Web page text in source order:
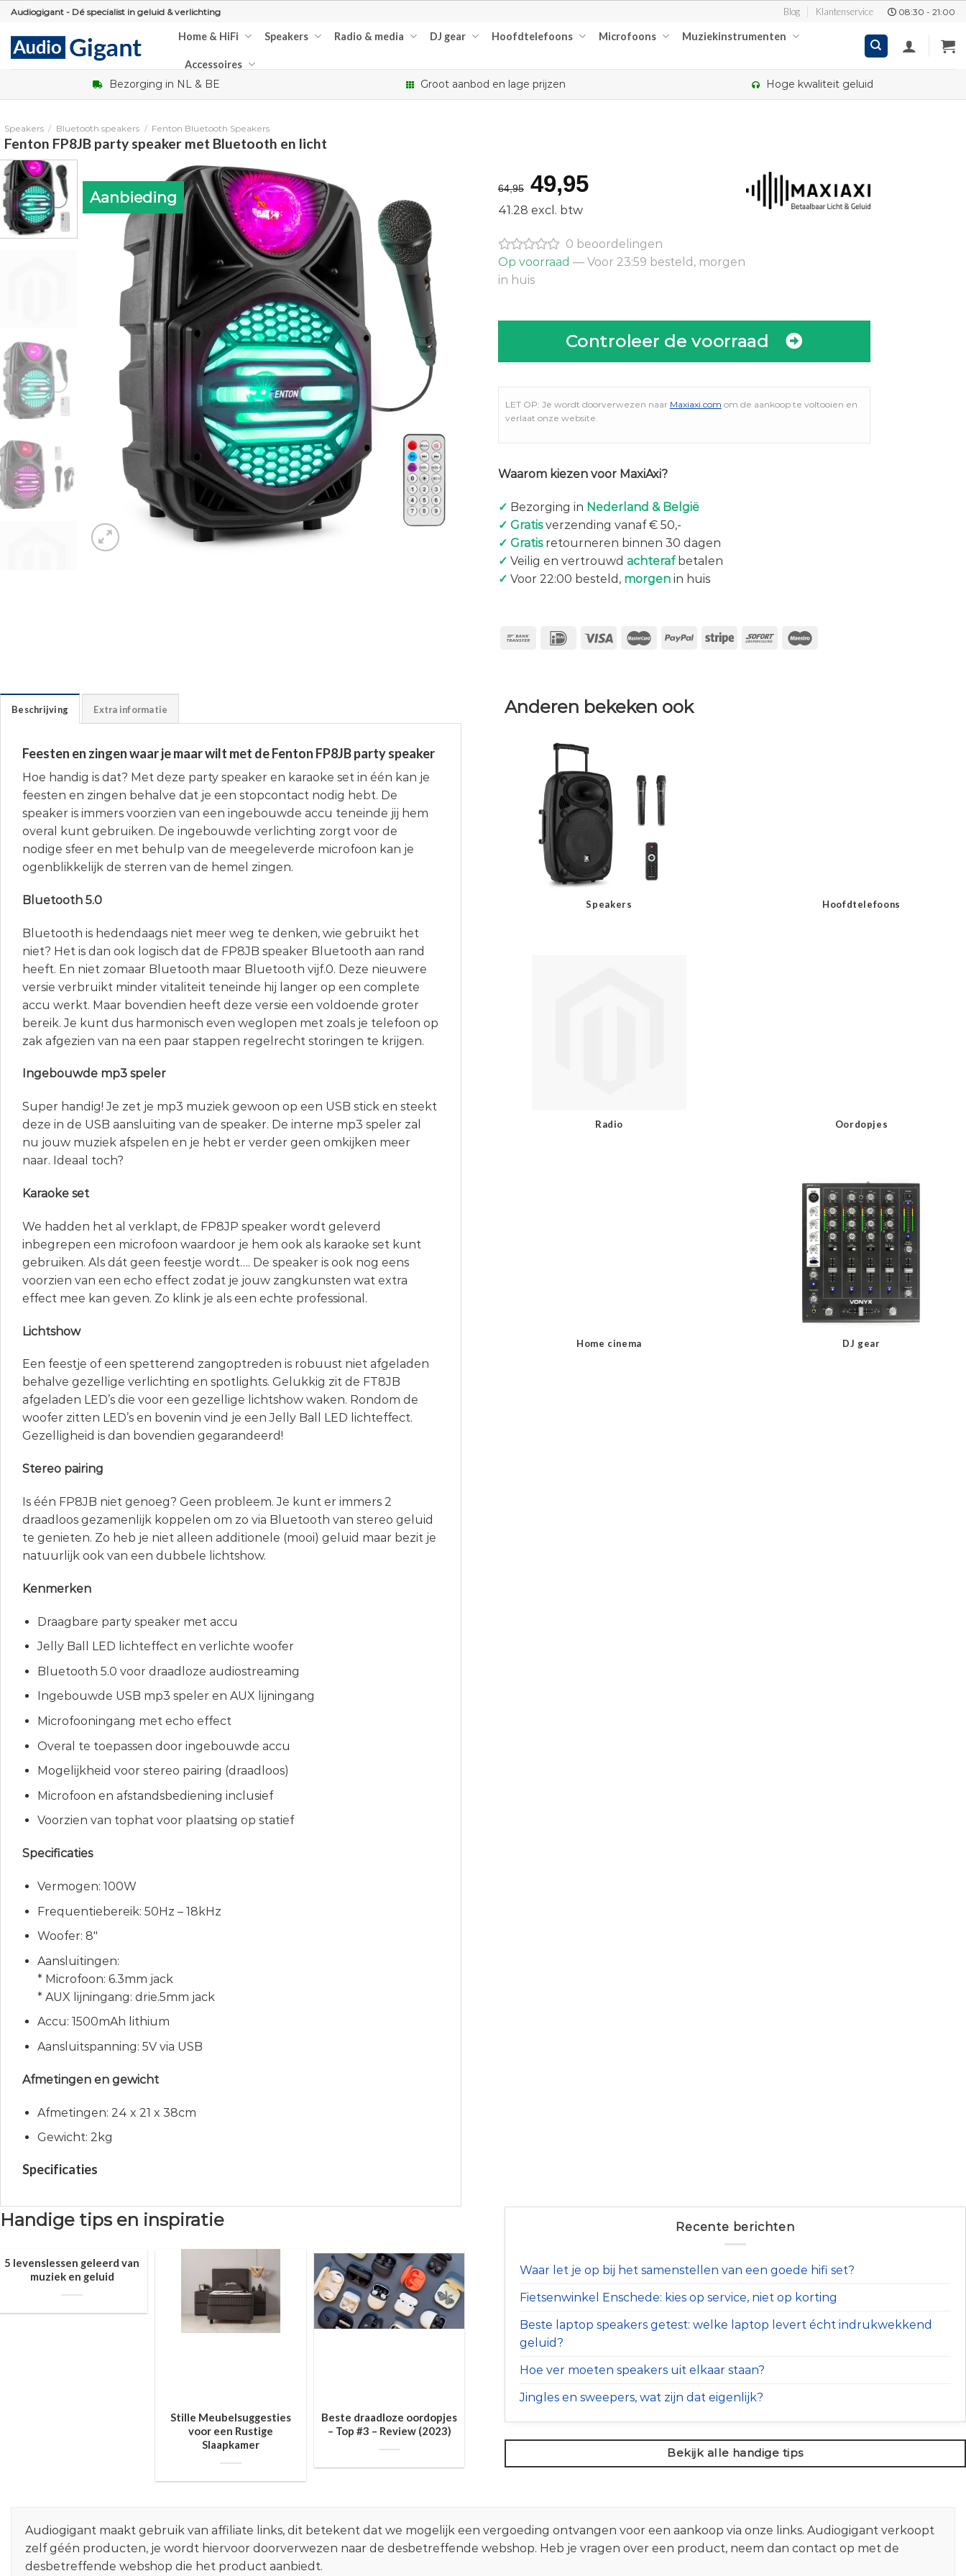
Skip
content
Audiogigant - Dé specialist in geluid & verlichting Blog Klantenservice 08:30 - 21:00
Home & HiFi Speakers Radio & media DJ gear Hoofdtelefoons Microfoons Muziekinstrumenten
Accessoires
Bezorging in NL & BE Groot aanbod en lage prijzen Hoge kwaliteit geluid
Speakers / Bluetooth speakers / Fenton Bluetooth Speakers
Fenton FP8JB party speaker met Bluetooth en licht
Aanbieding 64,95 Oorspronkelijke
prijs
was:
€64,95.
49,95Huidige
€49,95.
41.28 excl. btw
0 beoordelingen
Op voorraad — Voor 23:59 besteld, morgen
in huis
Controleer de voorraad
LET OP: Je wordt doorverwezen naar Maxiaxi.com om de aankoop te voltooien en
verlaat onze website.
Waarom kiezen voor MaxiAxi?
✓ Bezorging in Nederland & België
✓ Gratisverzending vanaf € 50,-
✓ Gratisretourneren binnen 30 dagen
✓ Veilig en vertrouwd achterafbetalen
✓ Voor 22:00 besteld, morgenin huis
Beschrijving Extra informatie
Feesten en zingen waar je maar wilt met de Fenton FP8JB party speaker
Hoe handig is dat? Met deze party speaker en karaoke set in één kan je
feesten en zingen behalve dat je een stopcontact nodig hebt. De
speaker is immers voorzien van een ingebouwde accu teneinde jij hem
overal kunt gebruiken. De ingebouwde verlichting zorgt voor de
nodige sfeer en met behulp van de meegeleverde microfoon kan je
ogenblikkelijk de sterren van de hemel zingen.
Bluetooth 5.0
Bluetooth is hedendaags niet meer weg te denken, wie gebruikt het
niet? Het is dan ook logisch dat de FP8JB speaker Bluetooth aan rand
heeft. En niet zomaar Bluetooth maar Bluetooth vijf.0. Deze nieuwere
versie verbruikt minder vitaliteit teneinde hij langer op een complete
accu werkt. Maar bovendien heeft deze versie een voldoende groter
bereik. Je kunt dus harmonisch even weglopen met zoals je telefoon op
zak afgezien van na een paar stappen regelrecht storingen te krijgen.
Ingebouwde mp3 speler
Super handig! Je zet je mp3 muziek gewoon op een USB stick en steekt
deze in de USB aansluiting van de speaker. De interne mp3 speler zal
nu jouw muziek afspelen en je hebt er verder geen omkijken meer
naar. Ideaal toch?
Karaoke set
We hadden het al verklapt, de FP8JP speaker wordt geleverd
inbegrepen een microfoon waardoor je hem ook als karaoke set kunt
gebruiken. Als dát geen feestje wordt…. De speaker is ook nog eens
voorzien van een echo effect zodat je jouw zangkunsten wat extra
effect mee kan geven. Zo klink je als een echte professional.
Lichtshow
Een feestje of een spetterend zangoptreden is robuust niet afgeladen
behalve gezellige verlichting en spotlights. Gelukkig zit de FT8JB
afgeladen LED’s die voor een gezellige lichtshow waken. Rondom de
woofer zitten LED’s en bovenin vind je een Jelly Ball LED lichteffect.
Gezelligheid is dan bovendien gegarandeerd!
Stereo pairing
Is één FP8JB niet genoeg? Geen probleem. Je kunt er immers 2
draadloos gezamenlijk koppelen om zo via Bluetooth van stereo geluid
te genieten. Zo heb je niet alleen additionele (mooi) geluid maar bezit je
natuurlijk ook van een dubbele lichtshow.
Kenmerken
Draagbare party speaker met accu
Jelly Ball LED lichteffect en verlichte woofer
Bluetooth 5.0 voor draadloze audiostreaming
Ingebouwde USB mp3 speler en AUX lijningang
Microfooningang met echo effect
Overal te toepassen door ingebouwde accu
Mogelijkheid voor stereo pairing (draadloos)
Microfoon en afstandsbediening inclusief
Voorzien van tophat voor plaatsing op statief
Specificaties
Vermogen: 100W
Frequentiebereik: 50Hz – 18kHz
Woofer: 8″
Aansluitingen:
* Microfoon: 6.3mm jack
* AUX lijningang: drie.5mm jack
Accu: 1500mAh lithium
Aansluitspanning: 5V via USB
Afmetingen en gewicht
Afmetingen: 24 x 21 x 38cm
Gewicht: 2kg
Specificaties
Anderen bekeken ook
Speakers Hoofdtelefoons
Radio Oordopjes
Home cinema DJ gear
Handige tips en inspiratie
5 levenslessen geleerd van
muziek en geluid
Stille Meubelsuggesties
voor een Rustige
Slaapkamer
Beste draadloze oordopjes
– Top #3 – Review (2023)
Recente berichten
Waar let je op bij het samenstellen van een goede hifi set?
Fietsenwinkel Enschede: kies op service, niet op korting
Beste laptop speakers getest: welke laptop levert écht indrukwekkend
geluid?
Hoe ver moeten speakers uit elkaar staan?
Jingles en sweepers, wat zijn dat eigenlijk?
Bekijk alle handige tips
Audiogigant maakt gebruik van affiliate links, dit betekent dat we mogelijk een vergoeding ontvangen voor een aankoop via onze links. Audiogigant verkoopt
zelf géén producten, je wordt hiervoor doorverwezen naar de desbetreffende webshop. Heb je vragen over een product, neem dan contact op met de
desbetreffende webshop die het product aanbiedt.